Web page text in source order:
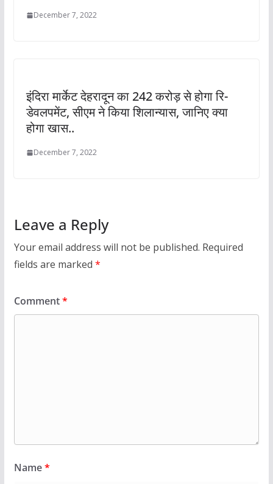
December 7, 2022
इंदिरा मार्केट देहरादून का 242 करोड़ से होगा रि-
डेवलपमेंट, सीएम ने किया शिलान्यास, जानिए क्या
होगा खास..
December 7, 2022
Leave a Reply
Your email address will not be published. Required
fields are marked *
Comment*
Name*